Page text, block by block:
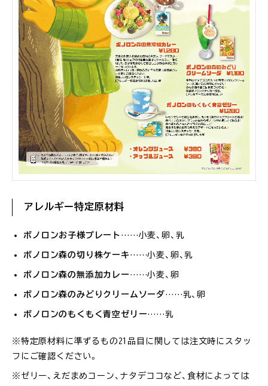
アレルギー特定原材料
ボノロンお子様プレート ……小麦、卵、乳
ボノロン森の切り株ケーキ ……小麦、卵、乳
ボノロン森の無添加カレー ……小麦、卵
ボノロン森のみどりクリームソーダ ……乳、卵
ボノロンのもくもく青空ゼリー……乳
※特定原材料に準ずるもの21品目に関しては注文時にスタッ
フにご確認ください。
※ゼリー、えだまめコーン、ナタデココなど、食材によっては